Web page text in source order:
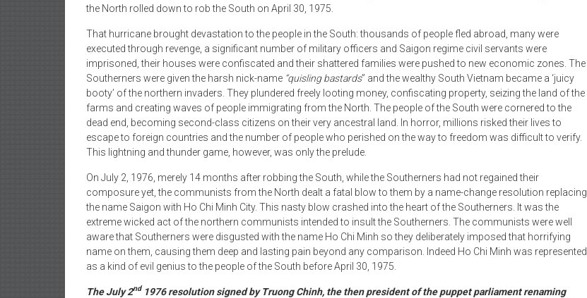
the North rolled down to rob the South on April 30, 1975.
That hurricane brought devastation to the people in the South: thousands of people fled abroad, many were
executed through revenge, a significant number of military officers and Saigon regime civil servants were
imprisoned, their houses were confiscated and their shattered families were pushed to new economic zones. The
Southerners were given the harsh nick-name “quisling bastards” and the wealthy South Vietnam became a ‘juicy
booty’ of the northern invaders. They plundered freely looting money, confiscating property, seizing the land of the
farms and creating waves of people immigrating from the North. The people of the South were cornered to the
dead end, becoming second-class citizens on their very ancestral land. In horror, millions risked their lives to
escape to foreign countries and the number of people who perished on the way to freedom was difficult to verify.
This lightning and thunder game, however, was only the prelude.
On July 2, 1976, merely 14 months after robbing the South, while the Southerners had not regained their
composure yet, the communists from the North dealt a fatal blow to them by a name-change resolution replacing
the name Saigon with Ho Chi Minh City. This nasty blow crashed into the heart of the Southerners. It was the
extreme wicked act of the northern communists intended to insult the Southerners. The communists were well
aware that Southerners were disgusted with the name Ho Chi Minh so they deliberately imposed that horrifying
name on them, causing them deep and lasting pain beyond any comparison. Indeed Ho Chi Minh was represented
as a kind of evil genius to the people of the South before April 30, 1975.
The July 2nd1976 resolution signed by Truong Chinh, the then president of the puppet parliament renaming